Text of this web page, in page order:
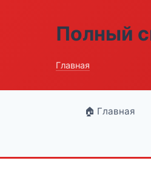
Полный
Главная
🏠 Главная